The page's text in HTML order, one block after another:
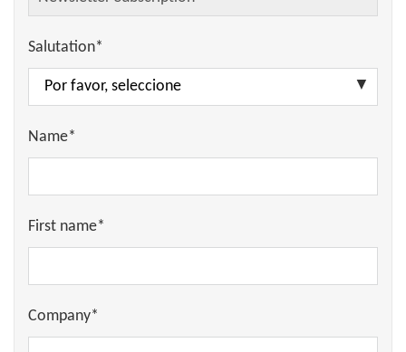
Salutation*
Name*
First name*
Company*